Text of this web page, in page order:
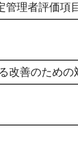
理者評価項
改善のための